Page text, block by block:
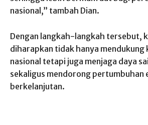
nasional,” tambah Dian.
Dengan langkah-langkah tersebut,
diharapkan tidak hanya mendukung
nasional tetapi juga menjaga daya
sekaligus mendorong pertumbuhan
berkelanjutan.